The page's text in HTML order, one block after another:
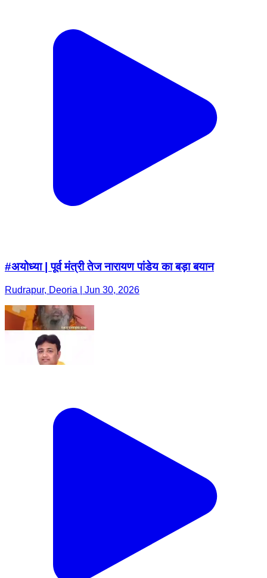
#अयोध्या | पूर्व मंत्री तेज नारायण पांडेय का बड़ा बयान
Rudrapur, Deoria | Jun 30, 2026